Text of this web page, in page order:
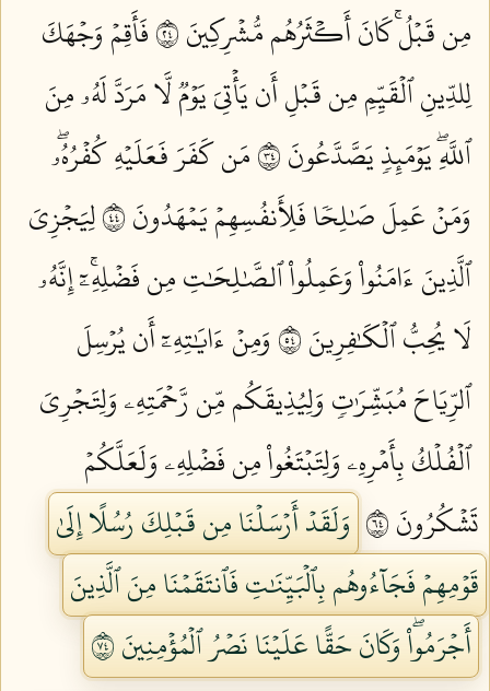
مِن قَبۡلُۚ كَانَ أَكۡثَرُهُم مُّشۡرِكِينَ ٤٢
فَأَقِمۡ وَجۡهَكَ
لِلدِّينِ ٱلۡقَيِّمِ مِن قَبۡلِ أَن يَأۡتِيَ يَوۡمٞ لَّا مَرَدَّ لَهُۥ مِنَ
ٱللَّهِۖ يَوۡمَئِذٖ يَصَّدَّعُونَ ٤٣
مَن كَفَرَ فَعَلَيۡهِ كُفۡرُهُۥۖ
وَمَنۡ عَمِلَ صَٰلِحٗا فَلِأَنفُسِهِمۡ يَمۡهَدُونَ ٤٤
لِيَجۡزِيَ
ٱلَّذِينَ ءَامَنُواْ وَعَمِلُواْ ٱلصَّٰلِحَٰتِ مِن فَضۡلِهِۦٓۚ إِنَّهُۥ
لَا يُحِبُّ ٱلۡكَٰفِرِينَ ٤٥
وَمِنۡ ءَايَٰتِهِۦٓ أَن يُرۡسِلَ
ٱلرِّيَاحَ مُبَشِّرَٰتٖ وَلِيُذِيقَكُم مِّن رَّحۡمَتِهِۦ وَلِتَجۡرِيَ
ٱلۡفُلۡكُ بِأَمۡرِهِۦ وَلِتَبۡتَغُواْ مِن فَضۡلِهِۦ وَلَعَلَّكُمۡ
تَشۡكُرُونَ ٤٦
وَلَقَدۡ أَرۡسَلۡنَا مِن قَبۡلِكَ رُسُلًا إِلَىٰ
قَوۡمِهِمۡ فَجَآءُوهُم بِٱلۡبَيِّنَٰتِ فَٱنتَقَمۡنَا مِنَ ٱلَّذِينَ
أَجۡرَمُواْۖ وَكَانَ حَقًّا عَلَيۡنَا نَصۡرُ ٱلۡمُؤۡمِنِينَ ٤٧